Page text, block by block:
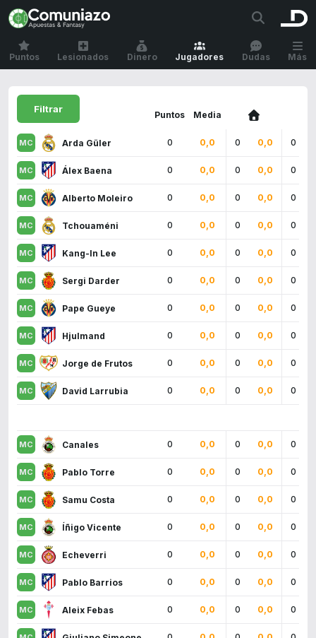
Puntos Lesionados Dinero Jugadores Dudas Más
Filtrar
Puntos Media
Arda Güler 0 0,0 0 0,0 0
Álex Baena 0 0,0 0 0,0 0
Alberto Moleiro 0 0,0 0 0,0 0
Tchouaméni 0 0,0 0 0,0 0
Kang-In Lee 0 0,0 0 0,0 0
Sergi Darder 0 0,0 0 0,0 0
Pape Gueye 0 0,0 0 0,0 0
Hjulmand 0 0,0 0 0,0 0
Jorge de Frutos 0 0,0 0 0,0 0
David Larrubia 0 0,0 0 0,0 0
Canales 0 0,0 0 0,0 0
Pablo Torre 0 0,0 0 0,0 0
Samu Costa 0 0,0 0 0,0 0
Íñigo Vicente 0 0,0 0 0,0 0
Echeverri 0 0,0 0 0,0 0
Pablo Barrios 0 0,0 0 0,0 0
Aleix Febas 0 0,0 0 0,0 0